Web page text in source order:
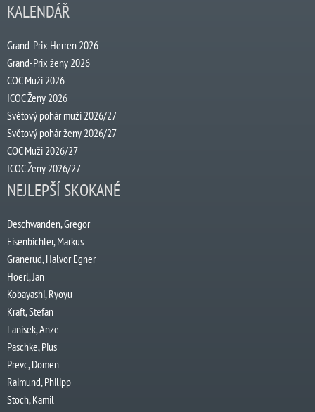
KALENDÁŘ
Grand-Prix Herren 2026
Grand-Prix ženy 2026
COC Muži 2026
ICOC Ženy 2026
Světový pohár muži 2026/27
Světový pohár ženy 2026/27
COC Muži 2026/27
ICOC Ženy 2026/27
NEJLEPŠÍ SKOKANÉ
Deschwanden, Gregor
Eisenbichler, Markus
Granerud, Halvor Egner
Hoerl, Jan
Kobayashi, Ryoyu
Kraft, Stefan
Lanisek, Anze
Paschke, Pius
Prevc, Domen
Raimund, Philipp
Stoch, Kamil